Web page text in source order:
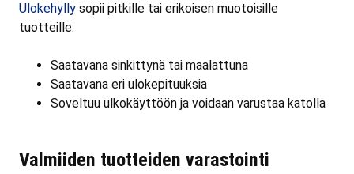
Ulokehylly sopii pitkille tai erikoisen muotoisille
tuotteille:
Saatavana sinkittynä tai maalattuna
Saatavana eri ulokepituuksia
Soveltuu ulkokäyttöön ja voidaan varustaa katolla
Valmiiden tuotteiden varastointi